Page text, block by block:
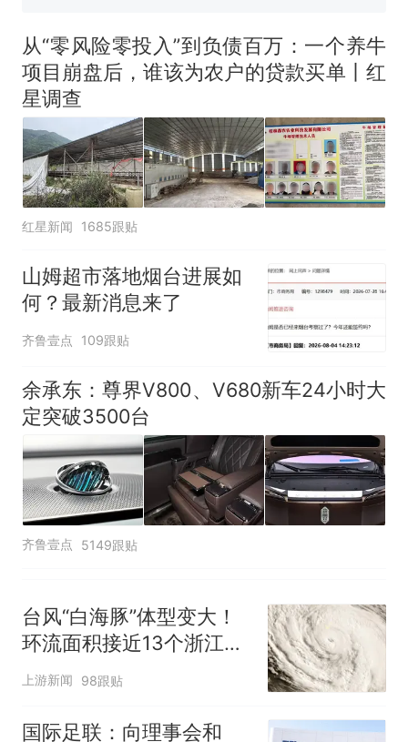
回大海 目击者直呼震惊 （视频
来源：参考消息）
笔试第一被第二名传话劝弃考
官方通报
因老师一句“跟我回家”改写了
人生
从“零风险零投入”到负债百万：一个养牛
项目崩盘后，谁该为农户的贷款买单丨红
星调查
红星新闻 1685跟贴
山姆超市落地烟台进展如
何？最新消息来了
齐鲁壹点 109跟贴
余承东：尊界V800、V680新车24小时大
定突破3500台
齐鲁壹点 5149跟贴
台风“白海豚”体型变大！
环流面积接近13个浙江那
么大
上游新闻 98跟贴
国际足联：向理事会和